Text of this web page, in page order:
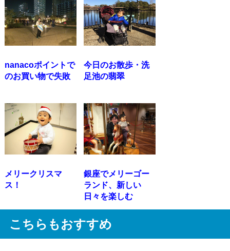
nanacoポイントで
のお買い物で失敗
今日のお散歩・洗
足池の翡翠
メリークリスマ
ス！
銀座でメリーゴー
ランド、新しい
日々を楽しむ
こちらもおすすめ